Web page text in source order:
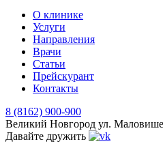
О клинике
Услуги
Направления
Врачи
Статьи
Прейскурант
Контакты
8 (8162) 900-900
Великий Новгород ул.
Давайте дружить